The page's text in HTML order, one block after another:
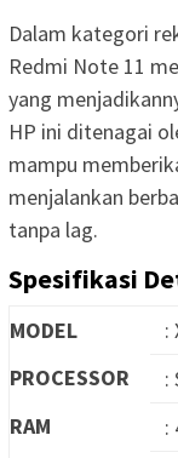
Dalam kategori
Redmi Note 11
yang
HP ini ditenagai
mampu
menjalankan
tanpa lag.
Spesifikasi
MODEL
:
PROCESSOR
:
RAM
: